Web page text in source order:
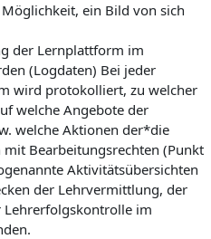
ein Bild von sich
der Lernplattform im
(Logdaten) Bei jeder
wird protokolliert, zu welcher
welche Angebote der
welche Aktionen der*die
Bearbeitungsrechten (Punkt
Aktivitätsübersichten
der Lehrvermittlung, der
im